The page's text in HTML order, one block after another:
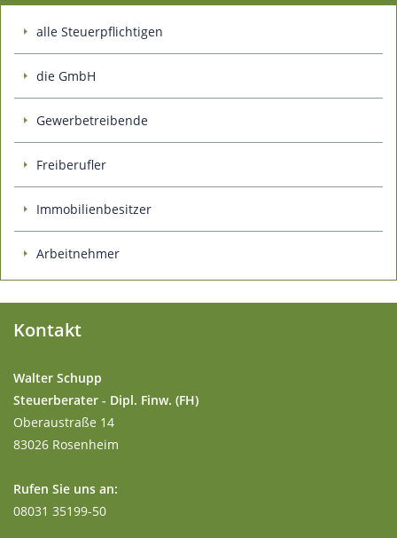
alle Steuerpflichtigen
die GmbH
Gewerbetreibende
Freiberufler
Immobilienbesitzer
Arbeitnehmer
Kontakt
Walter Schupp
Steuerberater - Dipl. Finw. (FH)
Oberaustraße 14
83026 Rosenheim
Rufen Sie uns an:
08031 35199-50